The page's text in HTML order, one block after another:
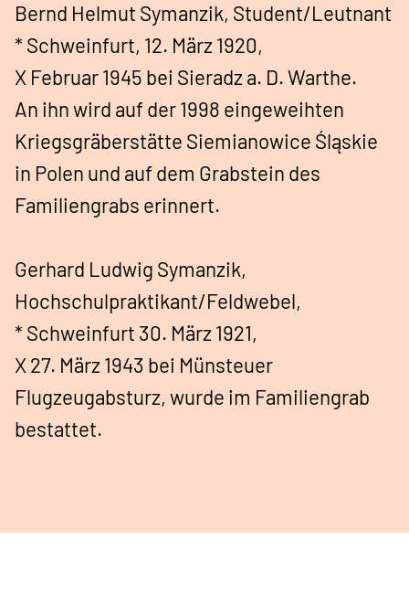
Bernd Helmut Symanzik, Student/Leutnant
* Schweinfurt, 12. März 1920,
X Februar 1945 bei Sieradz a. D. Warthe.
An ihn wird auf der 1998 eingeweihten
Kriegsgräberstätte Siemianowice Śląskie
in Polen und auf dem Grabstein des
Familiengrabs erinnert.
Gerhard Ludwig Symanzik,
Hochschulpraktikant/Feldwebel,
* Schweinfurt 30. März 1921,
X 27. März 1943 bei Münsteuer
Flugzeugabsturz, wurde im Familiengrab
bestattet.